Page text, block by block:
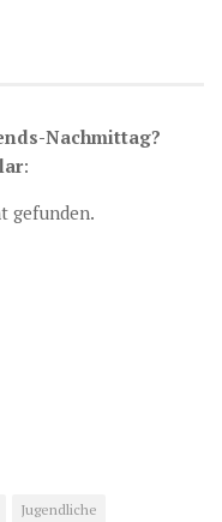
Nachmittag?
:
gefunden.
Jugendliche